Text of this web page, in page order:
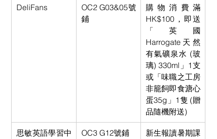
DeliFans
OC2 G03&05號
鋪
購物消費滿
HK$100，即送
「英國
Harrogate天然
有氣礦泉水 (玻
璃) 330ml」1支
或「味職之工房
非籠飼即食溏心
蛋35g」1隻 (贈
品隨機附送)
思敏英語學習中
OC3 G12號鋪
新生報讀暑期課